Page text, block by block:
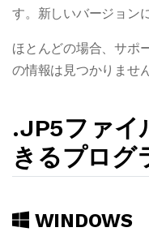
す。新しいバージョン
ほとんどの場合、サポ
の情報は見つかりませ
.JP5ファイ
きるプログ
WINDOWS